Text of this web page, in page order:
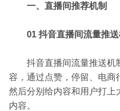
一、直播间推荐机制
01 抖音直播间流量推
抖音直播间流量推送机
容，通过点赞，停留、电商
然后分别给内容和用户打上
内容。